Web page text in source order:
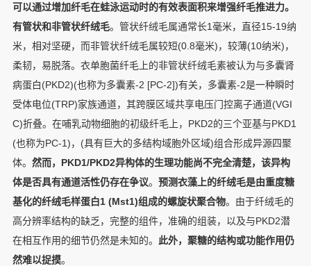
可以通过增加纤毛在蛙泳运动时的有效表面积来增强纤毛推进力。
有管状和非管状纤绒毛。管状纤绒毛属通常长1毫米，直径15-19纳
米，相对坚硬，而非管状纤绒毛属较短(0.8毫米)，较薄(10纳米)，
柔韧，易脱落。衣单胞菌纤毛上的非管状纤绒毛素被认为与多囊肾
病蛋白(PKD2)(也称为多囊素-2 [PC-2])有关，多囊素-2是一种瞬时
受体电位(TRP)家族通道，其跨膜区域共享电压门控离子通道(VGI
C)折叠。在哺乳动物细胞的初级纤毛上，PKD2的三个亚基与PKD1
(也称为PC-1)，(具有巨大的多结构域胞外区域)组合形成异源四聚
体。 然而，PKD1/PKD2异构体的生理功能尚不完全清楚，该异构
体是否具有通道活性仍存在争议。 预测衣藻上的纤绒毛是由重度糖
基化的纤绒毛样蛋白1 (Mst1)组成的螺旋状聚合物。由于纤绒毛的
高分辨率结构的缺乏，完整的组件，准确的组装，以及与PKD2潜
在相互作用的细节仍然是未知的。 此外，聚糖的结构或功能作用仍
然难以捉摸。